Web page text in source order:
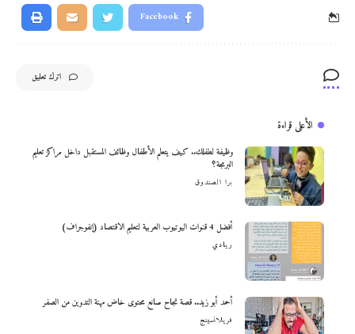
Facebook
اترك تعليق
الأعلى قراءة
وظيفة لطفلك.. كيف يتعلم الأطفال وظائف المستقبل داخل مراكز تعليم
البرمجة؟
برا الصندوق
أفضل 4 قنوات اليوتيوب العربية لتعليم الاقتصاد (إنفوجراف)
ريادي
أحمد أبو زيد.. قصة نجاح صانع محتوى خاض مهنة التدوين من الصفر
فريلانسينج